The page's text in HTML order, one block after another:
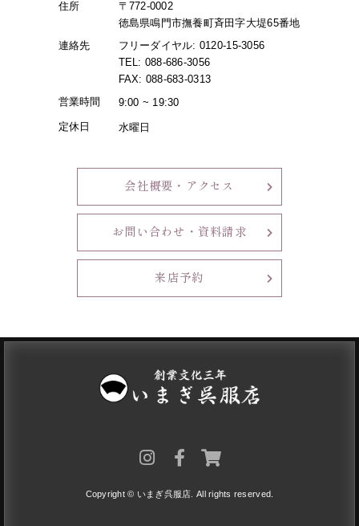
住所
〒772-0002
徳島県鳴門市撫養町斉田字大堤65番地
連絡先
フリーダイヤル: 0120-15-3056
TEL: 088-686-3056
FAX: 088-683-0313
営業時間
9:00 ~ 19:30
定休日 水曜日
会社概要・アクセス
お問い合わせ・資料請求
来店予約
Copyright © いまぎ呉服店. All rights reserved.